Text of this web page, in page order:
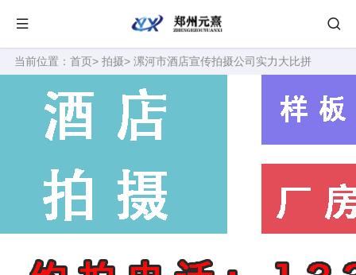
当前位置： 首页> 拍摄> 漯河市酒店宣传拍摄公司实力大比拼